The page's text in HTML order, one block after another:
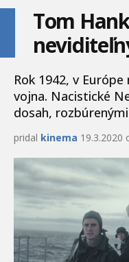
Tom
Rok 1942, v
vojna. Nacistické
dosah, rozbúrenými
pridal kinema 19.3.2020